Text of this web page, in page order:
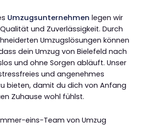
Umzugsunternehmen legen wir
und Zuverlässigkeit. Durch
Umzugslösungen können
dein Umzug von Bielefeld nach
und ohne Sorgen abläuft. Unser
und angenehmes
bieten, damit du dich von Anfang
Zuhause wohl fühlst.
eins-Team von Umzug